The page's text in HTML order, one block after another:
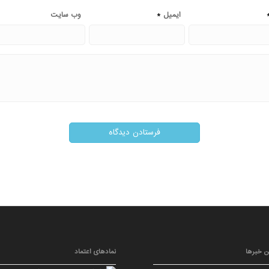
ایمیل * وب‌ سایت
خبرها نمادهای اعتماد